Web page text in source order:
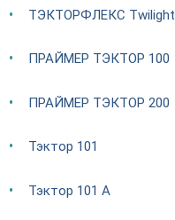
ТЭКТОРФЛЕКС Twilight
ПРАЙМЕР ТЭКТОР 100
ПРАЙМЕР ТЭКТОР 200
Тэктор 101
Тэктор 101 А